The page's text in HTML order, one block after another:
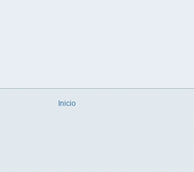
Inicio